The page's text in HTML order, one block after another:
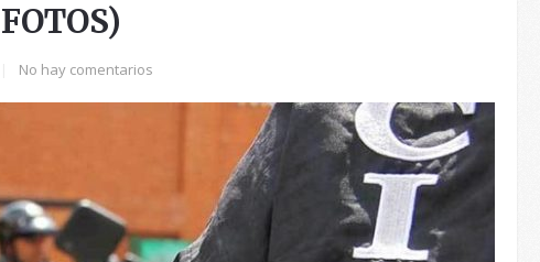
No hay comentarios